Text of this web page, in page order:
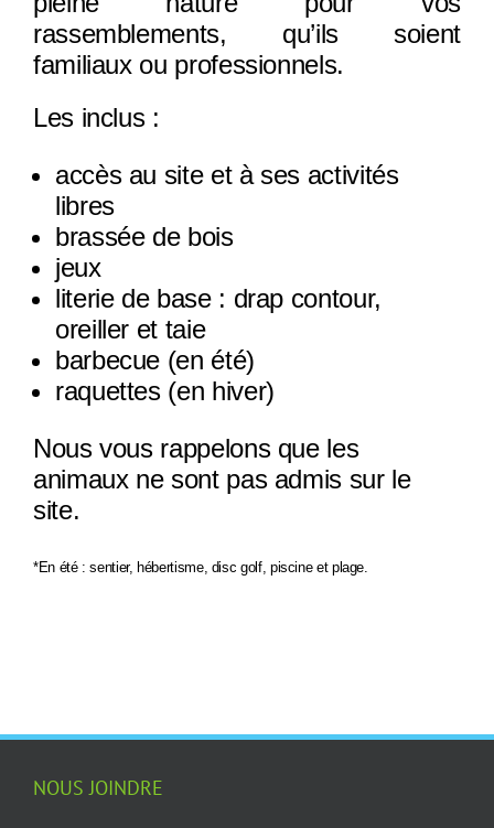
rassemblements, qu’ils soient
familiaux ou professionnels.
Les inclus :
accès au site et à ses activités
libres
brassée de bois
jeux
literie de base : drap contour,
oreiller et taie
barbecue (en été)
raquettes (en hiver)
Nous vous rappelons que les
animaux ne sont pas admis sur le
site.
*En été : sentier, hébertisme, disc golf, piscine et plage.
NOUS JOINDRE